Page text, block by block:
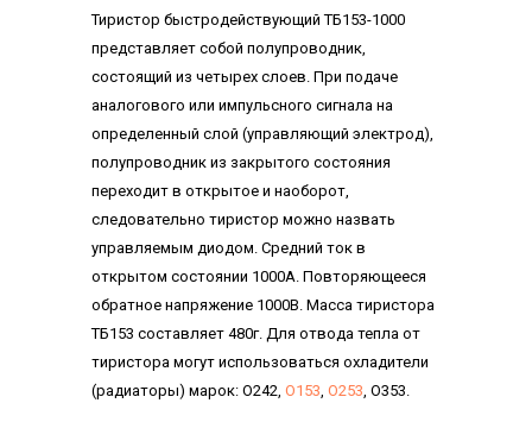
Тиристор быстродействующий ТБ153-1000
представляет собой полупроводник,
состоящий из четырех слоев. При подаче
аналогового или импульсного сигнала на
определенный слой (управляющий электрод),
полупроводник из закрытого состояния
переходит в открытое и наоборот,
следовательно тиристор можно назвать
управляемым диодом. Средний ток в
открытом состоянии 1000А. Повторяющееся
обратное напряжение 1000В. Масса тиристора
ТБ153 составляет 480г. Для отвода тепла от
тиристора могут использоваться охладители
(радиаторы) марок: О242, О153 О253 , О353.